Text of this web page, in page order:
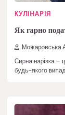
КУЛІНАРІЯ
Як гарно
Можаровська
Сирна нарізка –
будь-якого